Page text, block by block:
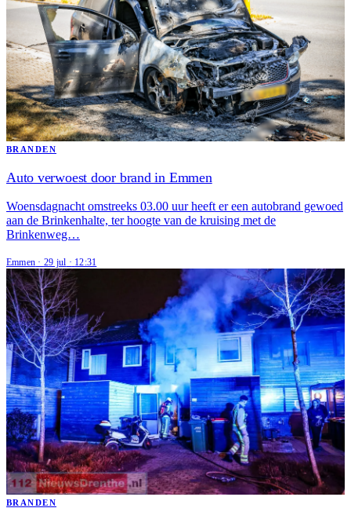
BRANDEN
Auto verwoest door brand in Emmen
Woensdagnacht omstreeks 03.00 uur heeft er een autobrand gewoed
aan de Brinkenhalte, ter hoogte van de kruising met de
Brinkenweg…
Emmen · 29 jul · 12:31
BRANDEN